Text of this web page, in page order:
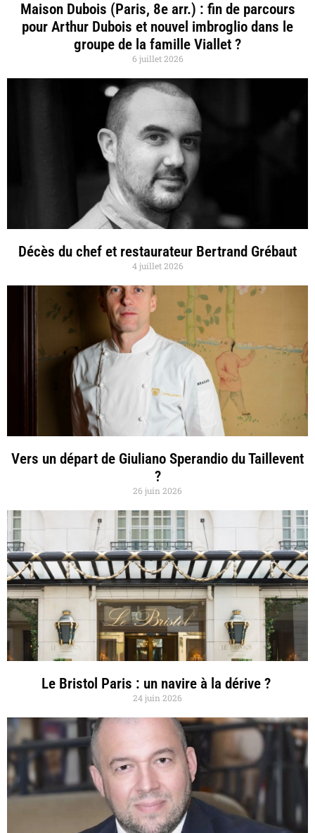
Maison Dubois (Paris, 8e arr.) : fin de parcours
pour Arthur Dubois et nouvel imbroglio dans le
groupe de la famille Viallet ?
6 juillet 2026
Décès du chef et restaurateur Bertrand Grébaut
4 juillet 2026
Vers un départ de Giuliano Sperandio du Taillevent
?
26 juin 2026
Le Bristol Paris : un navire à la dérive ?
24 juin 2026